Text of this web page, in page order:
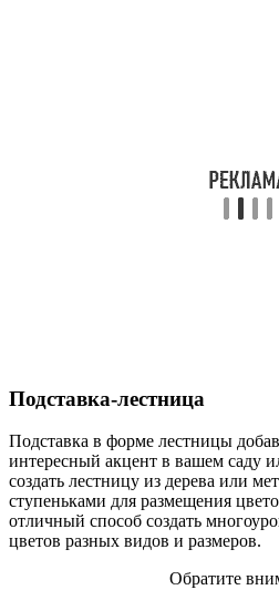
Подставка-лестница
Подставка в форме лестницы
интересный акцент в вашем саду
создать лестницу из дерева или
ступеньками для размещения
отличный способ создать
цветов разных видов и размеров.
Обратите